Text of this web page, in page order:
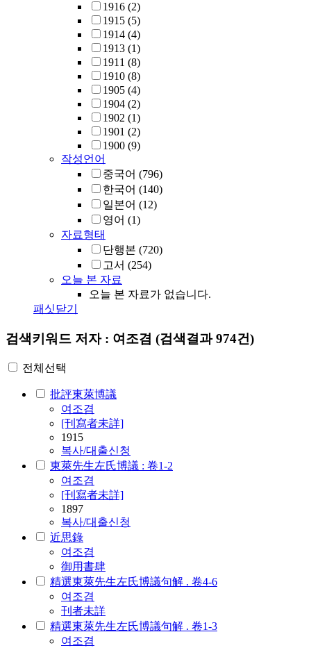
1916 (2)
1915 (5)
1914 (4)
1913 (1)
1911 (8)
1910 (8)
1905 (4)
1904 (2)
1902 (1)
1901 (2)
1900 (9)
작성언어
중국어 (796)
한국어 (140)
일본어 (12)
영어 (1)
자료형태
단행본 (720)
고서 (254)
오늘 본 자료
오늘 본 자료가 없습니다.
패싯닫기
검색키워드 저자 : 여조겸 (검색결과 974건)
전체선택
批評東萊博議
여조겸
[刊寫者未詳]
1915
복사/대출신청
東萊先生左氏博議 : 卷1-2
여조겸
[刊寫者未詳]
1897
복사/대출신청
近思錄
여조겸
御用書肆
精選東萊先生左氏博議句解 . 卷4-6
여조겸
刊者未詳
精選東萊先生左氏博議句解 . 卷1-3
여조겸